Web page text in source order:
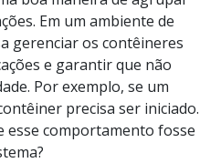
Em um ambiente de
gerenciar os contêineres
e garantir que não
Por exemplo, se um
precisa ser iniciado.
esse comportamento fosse